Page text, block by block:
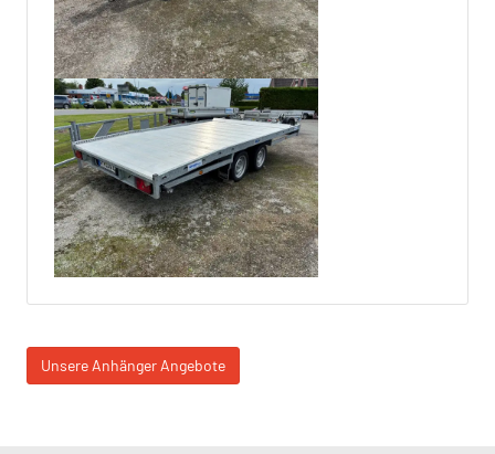
Unsere Anhänger Angebote